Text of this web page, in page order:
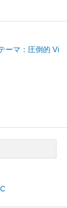
ーマ：圧倒的 Vi